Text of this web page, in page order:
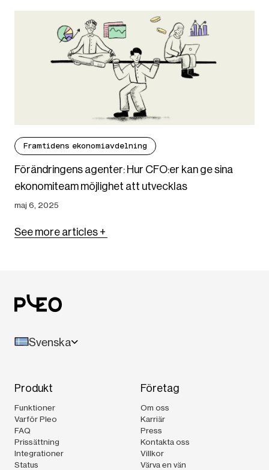
Framtidens ekonomiavdelning
Förändringens agenter: Hur CFO:er kan ge sina
ekonomiteam möjlighet att utvecklas
maj 6, 2025
See more articles
Svenska
Produkt
Funktioner
Varför Pleo
FAQ
Prissättning
Integrationer
Status
Företag
Om oss
Karriär
Press
Kontakta oss
Villkor
Värva en vän